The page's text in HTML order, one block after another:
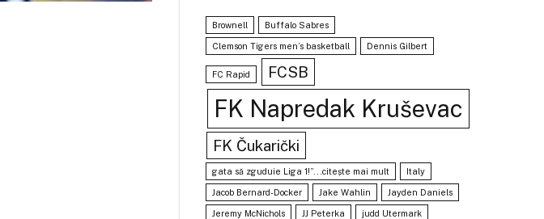
Brownell Buffalo Sabres
Clemson Tigers men’s basketball Dennis Gilbert
FC Rapid FCSB
FK Napredak Kruševac
FK Čukarički
gata să zguduie Liga 1!”...citește mai mult Italy
Jacob Bernard-Docker Jake Wahlin Jayden Daniels
Jeremy McNichols JJ Peterka judd Utermark